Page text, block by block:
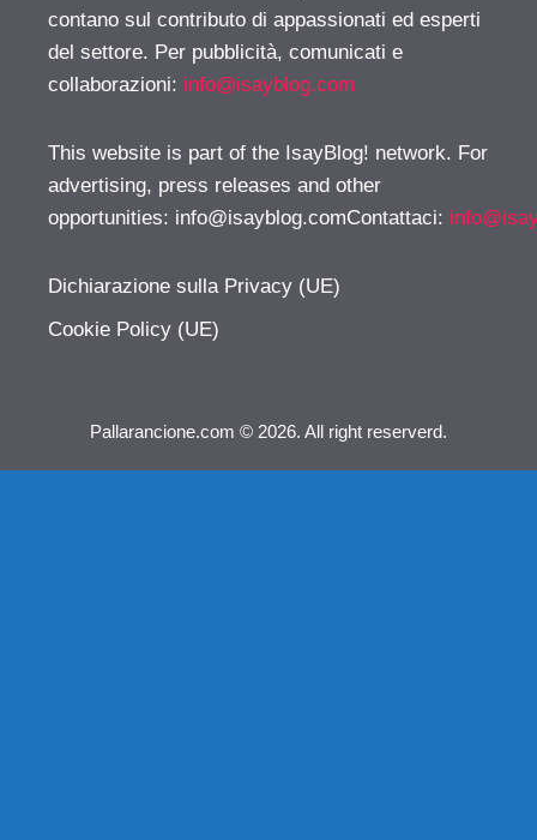
contano sul contributo di appassionati ed esperti
del settore. Per pubblicità, comunicati e
collaborazioni: info@isayblog.com
This website is part of the IsayBlog! network. For
advertising, press releases and other
opportunities: info@isayblog.comContattaci:
Dichiarazione sulla Privacy (UE)
Cookie Policy (UE)
Pallarancione.com © 2026. All right reserverd.